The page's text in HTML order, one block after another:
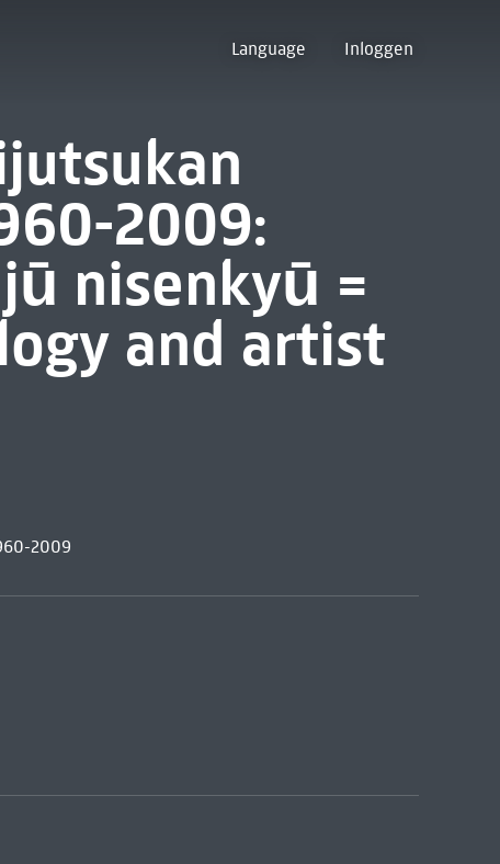
Language Inloggen
2009:
nisenkyū =
and artist
2009